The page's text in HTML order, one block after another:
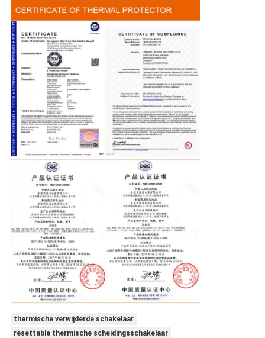
thermische verwijderde schakelaar
resettable thermische scheidingsschakelaar